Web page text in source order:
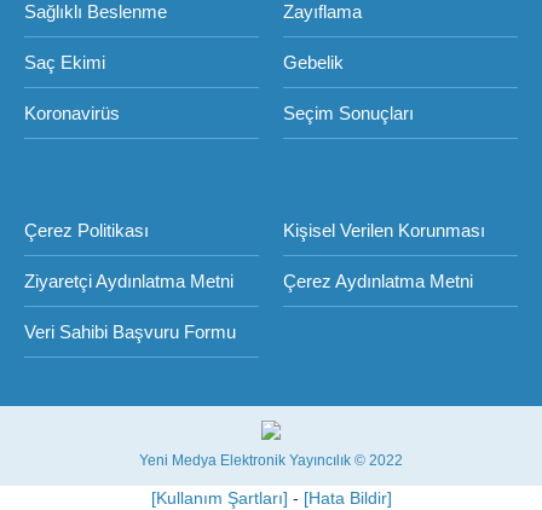
Sağlıklı Beslenme Zayıflama
Saç Ekimi Gebelik
Koronavirüs Seçim Sonuçları
Çerez Politikası Kişisel Verilen Korunması
Ziyaretçi Aydınlatma Metni Çerez Aydınlatma Metni
Veri Sahibi Başvuru Formu
Yeni Medya Elektronik Yayıncılık © 2022
[Kullanım Şartları] - [Hata Bildir]